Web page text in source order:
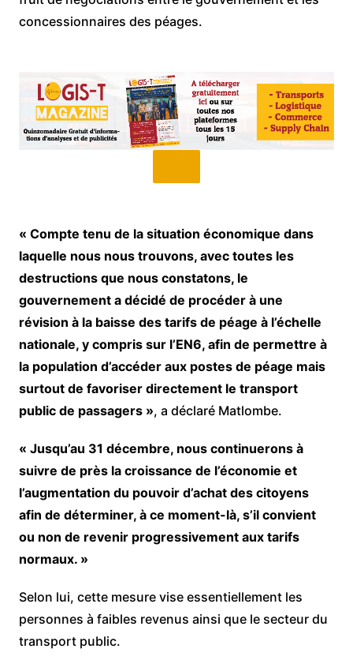
concessionnaires des péages.
« Compte tenu de la situation économique dans
laquelle nous nous trouvons, avec toutes les
destructions que nous constatons, le
gouvernement a décidé de procéder à une
révision à la baisse des tarifs de péage à l’échelle
nationale, y compris sur l’EN6, afin de permettre à
la population d’accéder aux postes de péage mais
surtout de favoriser directement le transport
public de passagers », a déclaré Matlombe.
« Jusqu’au 31 décembre, nous continuerons à
suivre de près la croissance de l’économie et
l’augmentation du pouvoir d’achat des citoyens
afin de déterminer, à ce moment-là, s’il convient
ou non de revenir progressivement aux tarifs
normaux. »
Selon lui, cette mesure vise essentiellement les
personnes à faibles revenus ainsi que le secteur du
transport public.